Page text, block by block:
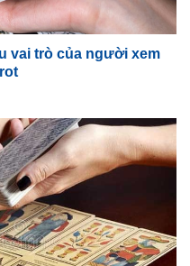
vai trò của người xem